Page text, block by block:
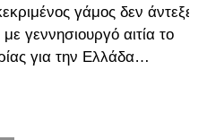
γάμος δεν άντεξε
γεννησιουργό αιτία το
για την Ελλάδα…